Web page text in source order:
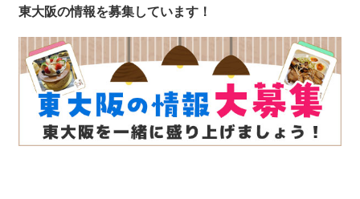
東大阪の情報を募集しています！